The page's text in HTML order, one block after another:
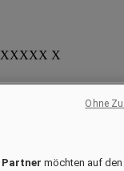
X
Partner möchten auf
Ohne